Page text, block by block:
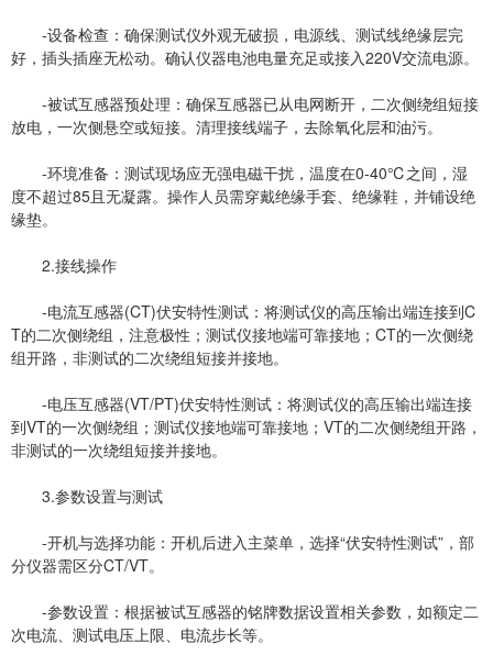
-设备检查：确保测试仪外观无破损，电源线、测试线绝缘层完
好，插头插座无松动。确认仪器电池电量充足或接入220V交流电源。
-被试互感器预处理：确保互感器已从电网断开，二次侧绕组短接
放电，一次侧悬空或短接。清理接线端子，去除氧化层和油污。
-环境准备：测试现场应无强电磁干扰，温度在0-40℃之间，湿
度不超过85且无凝露。操作人员需穿戴绝缘手套、绝缘鞋，并铺设绝
缘垫。
2.接线操作
-电流互感器(CT)伏安特性测试：将测试仪的高压输出端连接到C
T的二次侧绕组，注意极性；测试仪接地端可靠接地；CT的一次侧绕
组开路，非测试的二次绕组短接并接地。
-电压互感器(VT/PT)伏安特性测试：将测试仪的高压输出端连接
到VT的一次侧绕组；测试仪接地端可靠接地；VT的二次侧绕组开路，
非测试的一次绕组短接并接地。
3.参数设置与测试
-开机与选择功能：开机后进入主菜单，选择“伏安特性测试”，部
分仪器需区分CT/VT。
-参数设置：根据被试互感器的铭牌数据设置相关参数，如额定二
次电流、测试电压上限、电流步长等。